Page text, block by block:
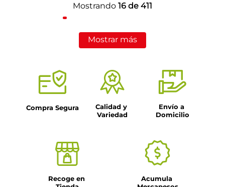
Mostrando 16 de 411
Mostrar más
Compra Segura
Calidad y
Variedad
Envío a
Domicilio
Recoge en
Acumula